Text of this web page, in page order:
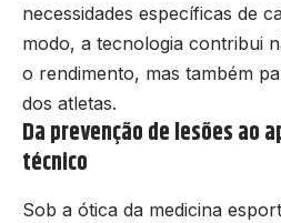
necessidades específicas de
modo, a tecnologia contribui
o rendimento, mas também
dos atletas.
Da prevenção de lesões ao
técnico
Sob a ótica da medicina